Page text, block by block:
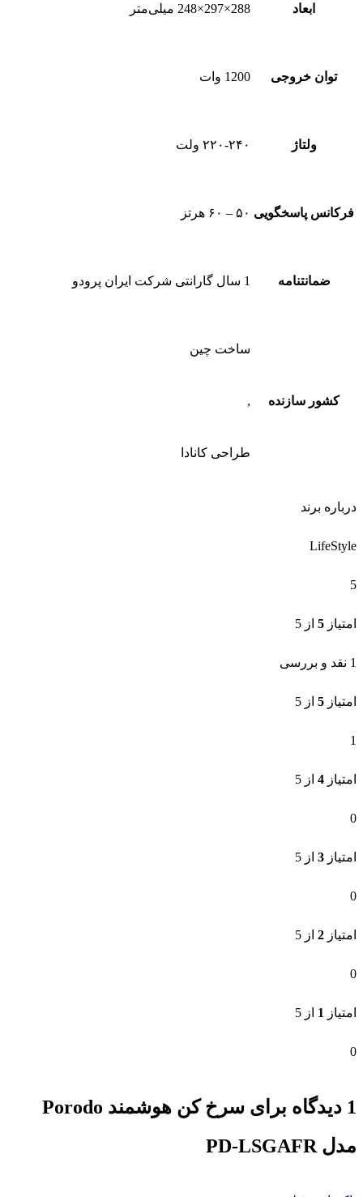
ابعاد 288×297×248 میلی‌متر
توان خروجی 1200 وات
ولتاژ ۲۲۰-۲۴۰ ولت
فرکانس پاسخگویی ۵۰ – ۶۰ هرتز
ضمانتنامه 1 سال گارانتی شرکت ایران پرودو
کشور سازنده
ساخت چین
,
طراحی کانادا
درباره برند
LifeStyle
5
امتیاز 5 از 5
1 نقد و بررسی
امتیاز 5 از 5
1
امتیاز 4 از 5
0
امتیاز 3 از 5
0
امتیاز 2 از 5
0
امتیاز 1 از 5
0
1 دیدگاه برای
سرخ کن هوشمند Porodo
مدل PD-LSGAFR